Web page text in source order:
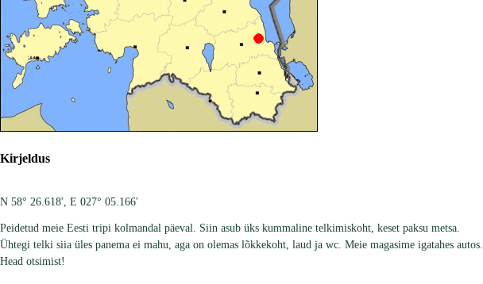
Kirjeldus
N 58° 26.618', E 027° 05.166'
Peidetud meie Eesti tripi kolmandal päeval. Siin asub üks kummaline telkimiskoht, keset paksu metsa.
Ühtegi telki siia üles panema ei mahu, aga on olemas lõkkekoht, laud ja wc. Meie magasime igatahes autos.
Head otsimist!